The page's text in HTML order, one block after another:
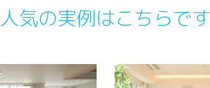
人気の実例はこちらです